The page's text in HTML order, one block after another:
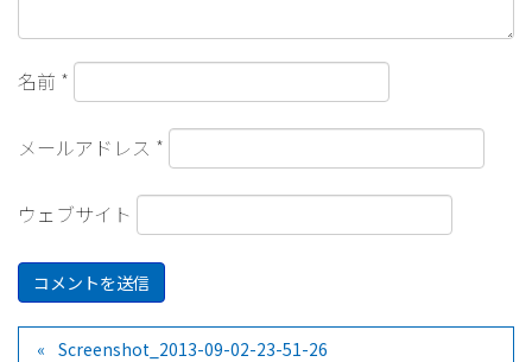
名前 *
メールアドレス *
ウェブサイト
Screenshot_2013-09-02-23-51-26